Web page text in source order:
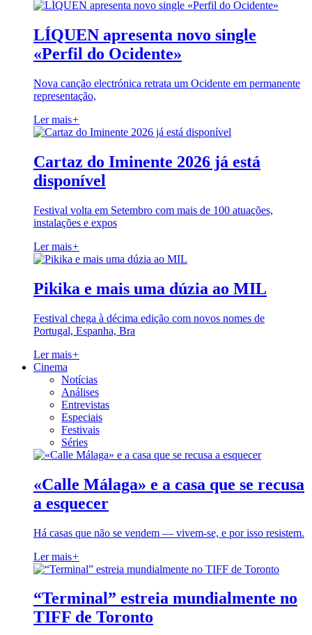
LÍQUEN apresenta novo single
«Perfil do Ocidente»
Nova canção electrónica retrata um Ocidente em permanente
representação,
Ler mais+
Cartaz do Iminente 2026 já está
disponível
Festival volta em Setembro com mais de 100 atuações,
instalações e expos
Ler mais+
Pikika e mais uma dúzia ao MIL
Festival chega à décima edição com novos nomes de
Portugal, Espanha, Bra
Ler mais+
Cinema
Notícias
Análises
Entrevistas
Especiais
Festivais
Séries
«Calle Málaga» e a casa que se recusa
a esquecer
Há casas que não se vendem — vivem-se, e por isso resistem.
Ler mais+
“Terminal” estreia mundialmente no
TIFF de Toronto